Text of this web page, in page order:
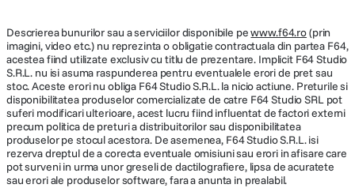
Descrierea bunurilor sau a serviciilor disponibile pewww.f64.ro(prin
imagini, video etc.) nu reprezinta o obligatie contractuala din partea F64,
acestea fiind utilizate exclusiv cu titlu de prezentare. Implicit F64 Studio
S.R.L. nu isi asuma raspunderea pentru eventualele erori de pret sau
stoc. Aceste erori nu obliga F64 Studio S.R.L. la nicio actiune. Preturile si
disponibilitatea produselor comercializate de catre F64 Studio SRL pot
suferi modificari ulterioare, acest lucru fiind influentat de factori externi
precum politica de preturi a distribuitorilor sau disponibilitatea
produselor pe stocul acestora. De asemenea, F64 Studio S.R.L. isi
rezerva dreptul de a corecta eventuale omisiuni sau erori in afisare care
pot surveni in urma unor greseli de dactilografiere, lipsa de acuratete
sau erori ale produselor software, fara a anunta in prealabil.